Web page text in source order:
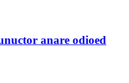
anare odioed